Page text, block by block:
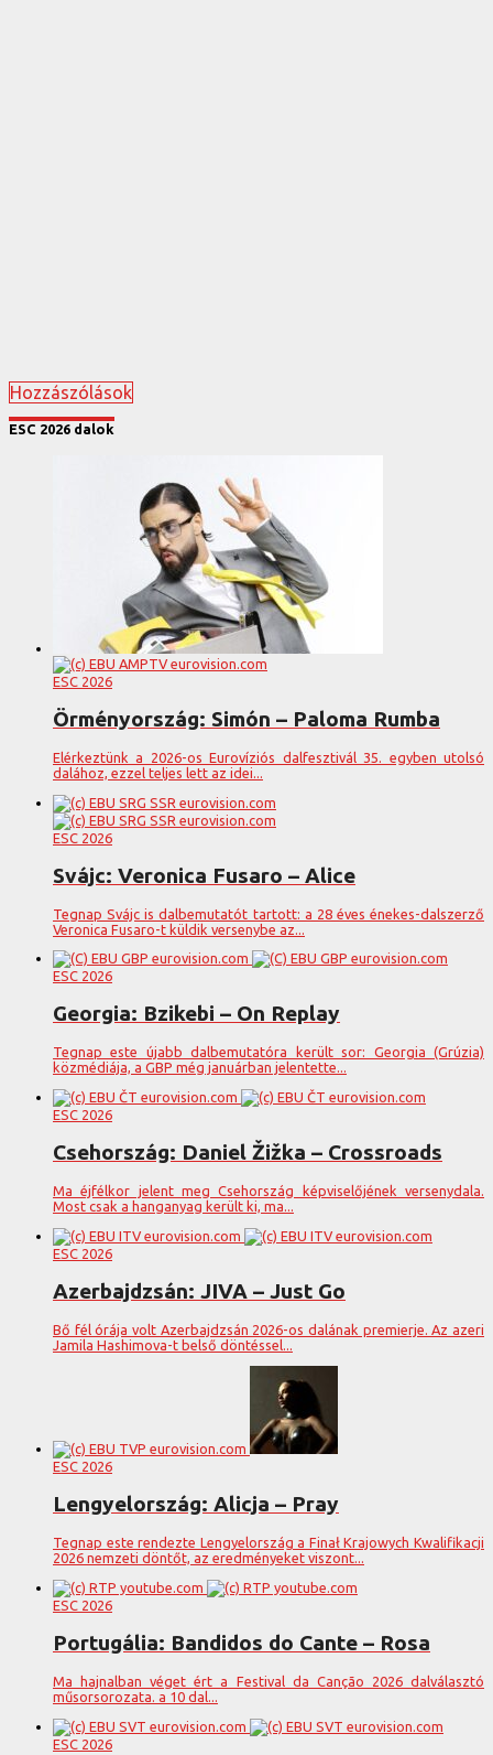
Hozzászólások
ESC 2026 dalok
ESC 2026
Örményország: Simón – Paloma Rumba
Elérkeztünk a 2026-os Eurovíziós dalfesztivál 35. egyben utolsó
dalához, ezzel teljes lett az idei...
ESC 2026
Svájc: Veronica Fusaro – Alice
Tegnap Svájc is dalbemutatót tartott: a 28 éves énekes-dalszerző
Veronica Fusaro-t küldik versenybe az...
ESC 2026
Georgia: Bzikebi – On Replay
Tegnap este újabb dalbemutatóra került sor: Georgia (Grúzia)
közmédiája, a GBP még januárban jelentette...
ESC 2026
Csehország: Daniel Žižka – Crossroads
Ma éjfélkor jelent meg Csehország képviselőjének versenydala.
Most csak a hanganyag került ki, ma...
ESC 2026
Azerbajdzsán: JIVA – Just Go
Bő fél órája volt Azerbajdzsán 2026-os dalának premierje. Az azeri
Jamila Hashimova-t belső döntéssel...
ESC 2026
Lengyelország: Alicja – Pray
Tegnap este rendezte Lengyelország a Finał Krajowych Kwalifikacji
2026 nemzeti döntőt, az eredményeket viszont...
ESC 2026
Portugália: Bandidos do Cante – Rosa
Ma hajnalban véget ért a Festival da Canção 2026 dalválasztó
műsorsorozata. a 10 dal...
ESC 2026